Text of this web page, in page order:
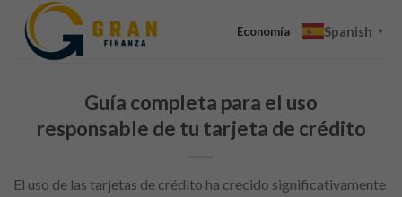
content
Economía Spanish ▼
Guía completa para el uso
responsable de tu tarjeta de crédito
El uso de las tarjetas de crédito ha crecido significativamente